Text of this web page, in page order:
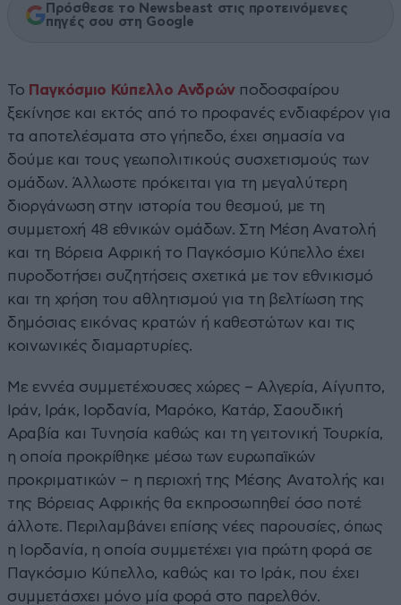
Πρόσθεσε το Newsbeast στις προτεινόμενες
πηγές σου στη Google
Το Παγκόσμιο Κύπελλο Ανδρώνποδοσφαίρου
ξεκίνησε και εκτός από το προφανές ενδιαφέρον για
τα αποτελέσματα στο γήπεδο, έχει σημασία να
δούμε και τους γεωπολιτικούς συσχετισμούς των
ομάδων. Άλλωστε πρόκειται για τη μεγαλύτερη
διοργάνωση στην ιστορία του θεσμού, με τη
συμμετοχή 48 εθνικών ομάδων. Στη Μέση Ανατολή
και τη Βόρεια Αφρική το Παγκόσμιο Κύπελλο έχει
πυροδοτήσει συζητήσεις σχετικά με τον εθνικισμό
και τη χρήση του αθλητισμού για τη βελτίωση της
δημόσιας εικόνας κρατών ή καθεστώτων και τις
κοινωνικές διαμαρτυρίες.
Με εννέα συμμετέχουσες χώρες – Αλγερία, Αίγυπτο,
Ιράν, Ιράκ, Ιορδανία, Μαρόκο, Κατάρ, Σαουδική
Αραβία και Τυνησία καθώς και τη γειτονική Τουρκία,
η οποία προκρίθηκε μέσω των ευρωπαϊκών
προκριματικών – η περιοχή της Μέσης Ανατολής και
της Βόρειας Αφρικής θα εκπροσωπηθεί όσο ποτέ
άλλοτε. Περιλαμβάνει επίσης νέες παρουσίες, όπως
η Ιορδανία, η οποία συμμετέχει για πρώτη φορά σε
Παγκόσμιο Κύπελλο, καθώς και το Ιράκ, που έχει
συμμετάσχει μόνο μία φορά στο παρελθόν.